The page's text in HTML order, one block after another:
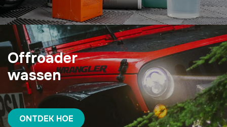
Offroader
wassen
ONTDEK HOE